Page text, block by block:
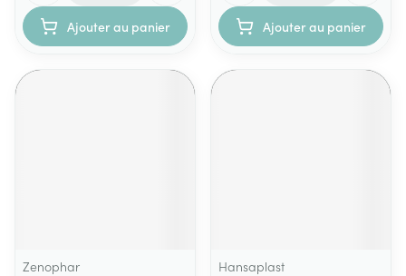
Ajouter au panier Ajouter au panier
Zenophar
Hansaplast